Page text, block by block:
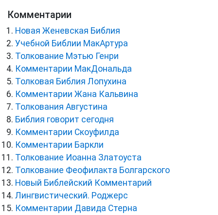
Комментарии
Новая Женевская Библия
Учебной Библии МакАртура
Толкование Мэтью Генри
Комментарии МакДональда
Толковая Библия Лопухина
Комментарии Жана Кальвина
Толкования Августина
Библия говорит сегодня
Комментарии Скоуфилда
Комментарии Баркли
Толкование Иоанна Златоуста
Толкование Феофилакта Болгарского
Новый Библейский Комментарий
Лингвистический. Роджерс
Комментарии Давида Стерна